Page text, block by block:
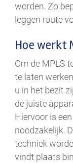
worden. Zo
leggen route
Hoe werkt
Om de MPLS
te laten
u in het bezit
de juiste
Hiervoor is
noodzakelijk.
techniek
vindt plaats